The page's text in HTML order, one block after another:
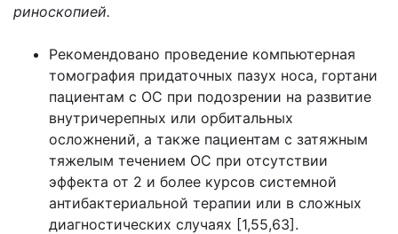
риноскопией.
Рекомендовано проведение компьютерная
томография придаточных пазух носа, гортани
пациентам с ОС при подозрении на развитие
внутричерепных или орбитальных
осложнений, а также пациентам с затяжным
тяжелым течением ОС при отсутствии
эффекта от 2 и более курсов системной
антибактериальной терапии или в сложных
диагностических случаях [1,55,63].